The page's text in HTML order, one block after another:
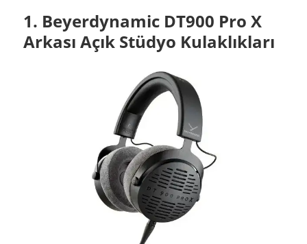
1. Beyerdynamic DT900 Pro X
Arkası Açık Stüdyo Kulaklıkları